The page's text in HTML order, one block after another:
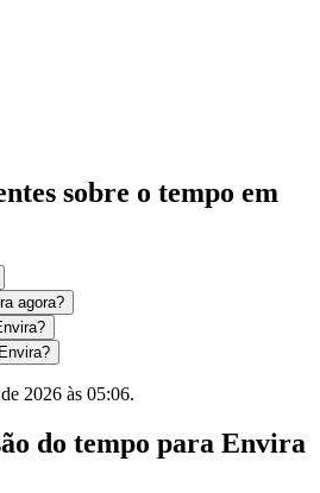
sobre o tempo em
agora?
2026 às 05:06.
do tempo para Envira